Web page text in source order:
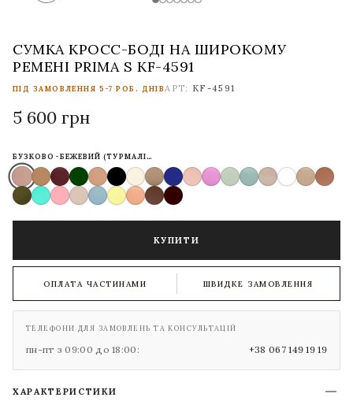
СУМКА КРОСС-БОДІ НА ШИРОКОМУ
РЕМЕНІ PRIMA S KF-4591
ПІД ЗАМОВЛЕННЯ 5-7 РОБ. ДНІВ АРТ: KF-4591
5 600 грн
БУЗКОВО-БЕЖЕВИЙ (ТУРМАЛІН)
КУПИТИ
ОПЛАТА ЧАСТИНАМИ ШВИДКЕ ЗАМОВЛЕННЯ
ТЕЛЕФОНИ ДЛЯ ЗАМОВЛЕНЬ ТА КОНСУЛЬТАЦІЙ
пн-пт з 09:00 до 18:00: +38 067 149 19 19
ХАРАКТЕРИСТИКИ